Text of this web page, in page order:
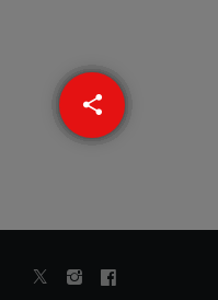
share
email